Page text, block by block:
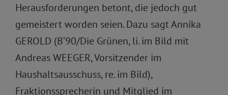
Herausforderungen betont, die jedoch gut
gemeistert worden seien. Dazu sagt Annika
GEROLD (B‘90/Die Grünen, li. im Bild mit
Andreas WEEGER, Vorsitzender im
Haushaltsausschuss, re. im Bild),
Fraktionssprecherin und Mitglied im